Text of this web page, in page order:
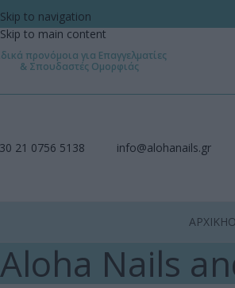
Skip to navigation
Skip to main content
προνόμοια για Επαγγελματίες
& Σπουδαστές Ομορφιάς
21 0756 5138 info@alohanails.gr
ΑΡΧΙΚΗ
Aloha Nails